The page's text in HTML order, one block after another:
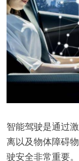
智能驾驶是通过
离以及物体障碍
驶安全非常重要